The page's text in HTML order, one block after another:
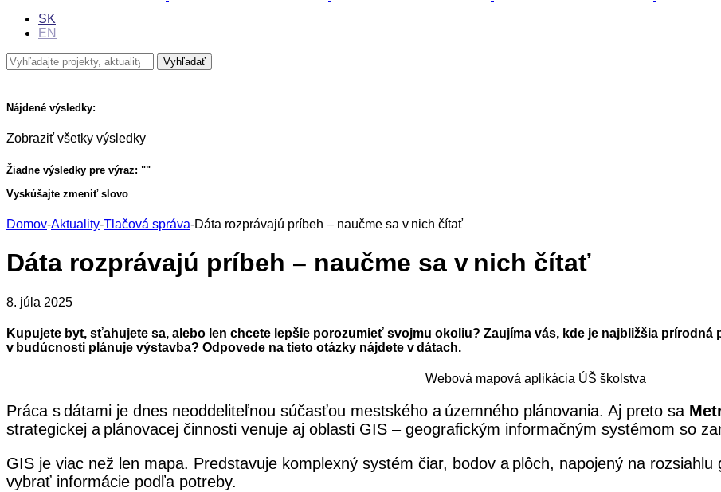
SK
EN
Nájdené výsledky:
Zobraziť všetky výsledky
Žiadne výsledky pre výraz: ""
Vyskúšajte zmeniť slovo
Domov-Aktuality-Tlačová správa-Dáta rozprávajú príbeh – naučme sa v nich čítať
Dáta rozprávajú príbeh – naučme sa v nich čítať
8. júla 2025
Kupujete byt, sťahujete sa, alebo len chcete lepšie porozumieť svojmu okoliu? Zaujíma vás, kde je najbližšia prírodná
v budúcnosti plánuje výstavba? Odpovede na tieto otázky nájdete v dátach.
Webová mapová aplikácia ÚŠ školstva
Práca s dátami je dnes neoddeliteľnou súčasťou mestského a územného plánovania. Aj preto sa
strategickej a plánovacej činnosti venuje aj oblasti GIS – geografickým informačným systémom so
GIS je viac než len mapa. Predstavuje komplexný systém čiar, bodov a plôch, napojený na
vybrať informácie podľa potreby.